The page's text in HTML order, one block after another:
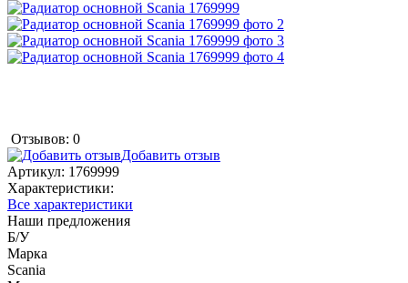
Отзывов: 0
Добавить отзыв
Артикул: 1769999
Характеристики:
Все характеристики
Наши предложения
Б/У
Марка
Scania